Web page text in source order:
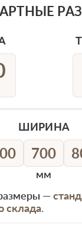
ШИРИНА
700
мм
—
склада.